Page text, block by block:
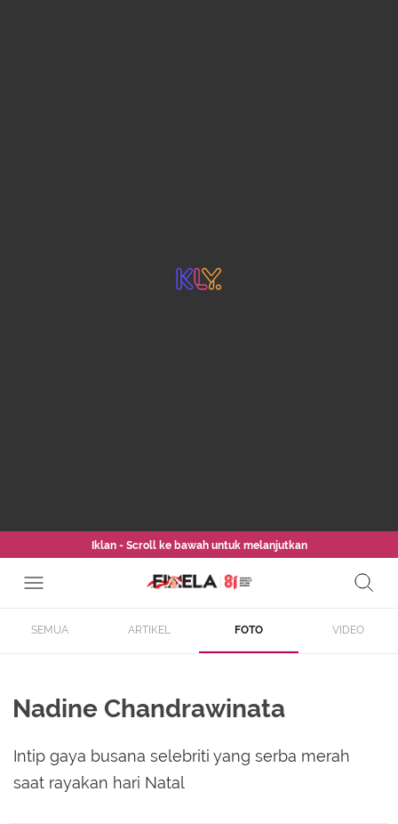
Iklan - Scroll ke bawah untuk melanjutkan
SEMUA ARTIKEL FOTO VIDEO
Nadine Chandrawinata
Intip gaya busana selebriti yang serba merah
saat rayakan hari Natal